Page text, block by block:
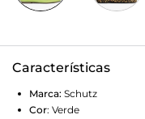
Características
Marca: Schutz
Cor: Verde